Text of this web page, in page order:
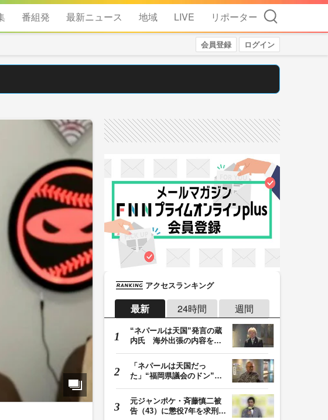
番組発 最新ニュース 地域 LIVE リポーター 検索
会員登録 ログイン
アクセスランキング
最新 24時間 週間
“ネパールは天国”発言の蔵
内氏 海外出張の内容を説
「ネパールは天国だっ
た」“福岡県議会のドン”蔵
元ジャンポケ・斉藤慎二被
告（43）に懲役7年を求刑